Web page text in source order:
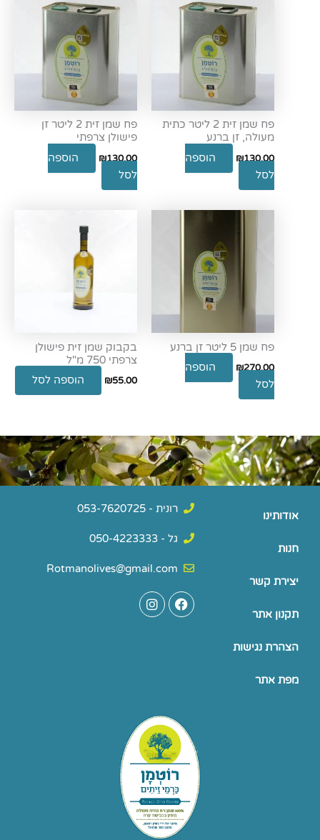
פח שמן זית 2 ליטר כתית
מעולה, זן ברנע
₪130.00
הוספה
לסל
פח שמן זית 2 ליטר זן
פישולן צרפתי
₪130.00
הוספה
לסל
פח שמן 5 ליטר זן ברנע
₪270.00
הוספה
לסל
בקבוק שמן זית פישולן
צרפתי 750 מ"ל
₪55.00 הוספה לסל
אודותינו
חנות
יצירת קשר
תקנון אתר
הצהרת נגישות
מפת אתר
רונית - 053-7620725
גל - 050-4223333
Rotmanolives@gmail.com
F
a
c
I
n
s